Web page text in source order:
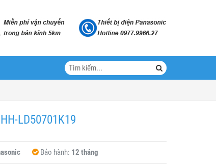
LD50701K19
Bảo hành: 12 tháng